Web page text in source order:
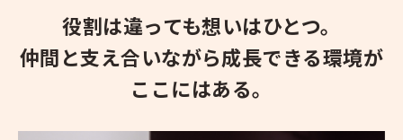
役割は違っても想いはひとつ。
仲間と支え合いながら成長できる環境が
ここにはある。